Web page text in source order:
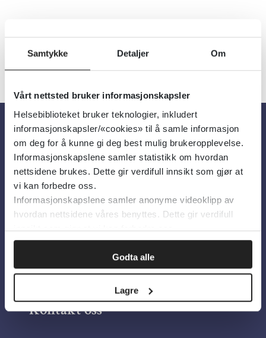
Samtykke Detaljer Om
Vårt nettsted bruker informasjonskapsler
Helsebiblioteket bruker teknologier, inkludert
informasjonskapsler/«cookies» til å samle informasjon
om deg for å kunne gi deg best mulig brukeropplevelse.
Informasjonskapslene samler statistikk om hvordan
nettsidene brukes. Dette gir verdifull innsikt som gjør at
vi kan forbedre oss.
Informasjonskapslene samler anonyme videoklipp av
hvordan nettsidene våres benyttes. Dette gir verdifull
innsikt som gjør at vi kan forbedre oss.
Godta alle
Lagre
« 1
Om oss
Om Helsebiblioteket
Personvern og informasjonskapsler
Tilgjengelighetserklæring
Information in English
Bilder fra Colourbox.com
Kontakt oss